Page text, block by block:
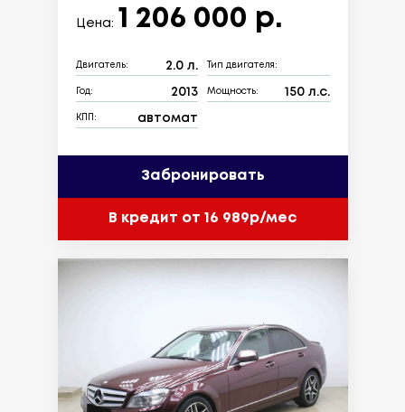
Цена: 1 206 000 р.
Двигатель: 2.0 л. Тип двигателя:
Год: 2013 Мощность: 150 л.с.
КПП: автомат
Забронировать
В кредит от 16 989р/мес